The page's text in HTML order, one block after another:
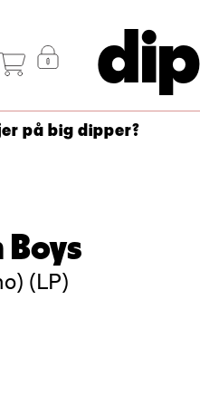
på big dipper?
Boys
(LP)